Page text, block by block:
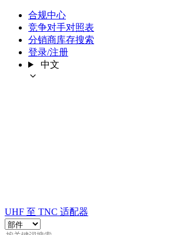
合规中心
竞争对手对照表
分销商库存搜索
登录/注册
中文
UHF 至 TNC 适配器